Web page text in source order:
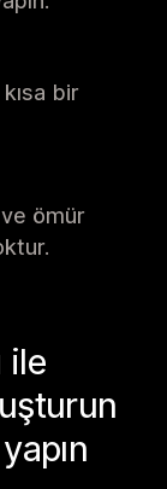
bir
ömür
ile